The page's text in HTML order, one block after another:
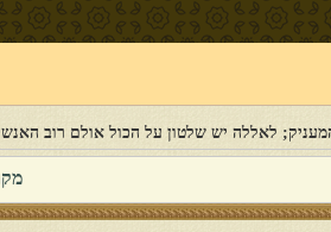
לאללה יש שלטון על הכול אולם רוב